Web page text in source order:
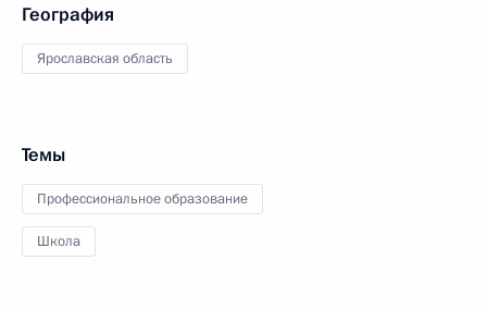
География
Ярославская область
Темы
Профессиональное образование
Школа